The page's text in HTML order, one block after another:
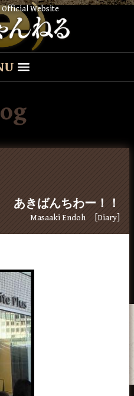
Website
あきばんちわー！！
Masaaki Endoh [Diary]